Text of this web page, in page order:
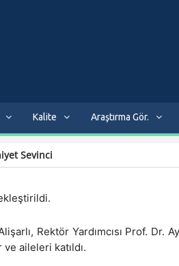
Kalite Araştırma Gör.
Sevinci
Rektör Yardımcısı Prof. Dr.
aileleri katıldı.